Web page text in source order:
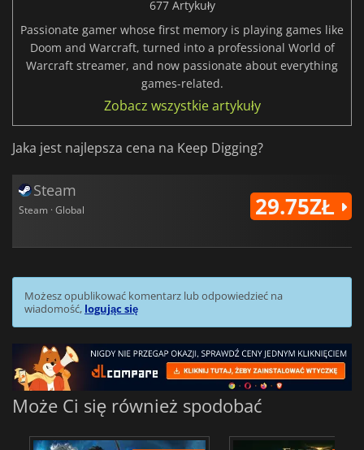
677 Artykuły
Passionate gamer whose first memory is playing games like
Doom and Warcraft, turned into a professional World of
Warcraft streamer, and now passionate about everything
games-related.
Zobacz wszystkie artykuły
Jaka jest najlepsza cena na Keep Digging?
Steam
Steam · Global 29.75ZŁ
Możesz opublikować komentarz lub odpowiedzieć na
wiadomość, logując się
Może Ci się również spodobać